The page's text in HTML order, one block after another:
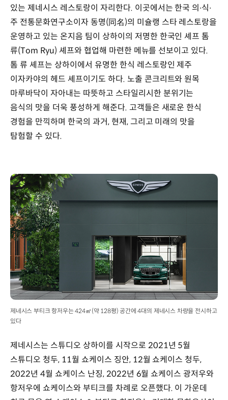
있는 제네시스 레스토랑이 자리한다. 이곳에서는 한국 의∙식∙
주 전통문화연구소이자 동명(同名)의 미슐랭 스타 레스토랑을
운영하고 있는 온지음 팀이 상하이의 저명한 한국인 셰프 톰
류(Tom Ryu) 셰프와 협업해 마련한 메뉴를 선보이고 있다.
톰 류 셰프는 상하이에서 유명한 한식 레스토랑인 제주
이자카야의 헤드 셰프이기도 하다. 노출 콘크리트와 원목
마루바닥이 자아내는 따뜻하고 스타일리시한 분위기는
음식의 맛을 더욱 풍성하게 해준다. 고객들은 새로운 한식
경험을 만끽하며 한국의 과거, 현재, 그리고 미래의 맛을
탐험할 수 있다.
제네시스 부티크 항저우는 424㎡(약 128평) 공간에 4대의 제네시스 차량을 전시하고
있다
제네시스는 스튜디오 상하이를 시작으로 2021년 5월
스튜디오 청두, 11월 쇼케이스 징안, 12월 쇼케이스 청두,
2022년 4월 쇼케이스 난징, 2022년 6월 쇼케이스 광저우와
항저우에 쇼케이스와 부티크를 차례로 오픈했다. 이 가운데